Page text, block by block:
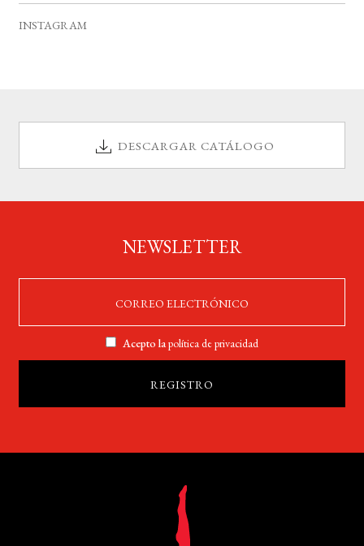
INSTAGRAM
DESCARGAR CATÁLOGO
NEWSLETTER
Acepto lapolítica de privacidad